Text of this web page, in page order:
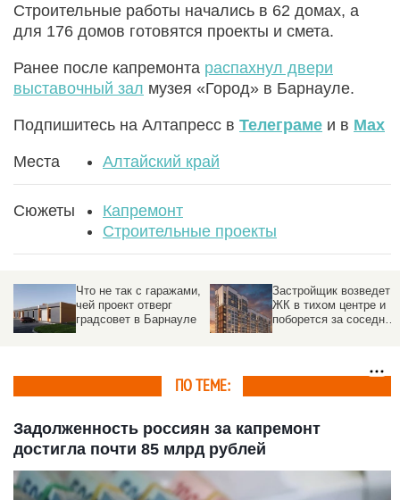
Строительные работы начались в 62 домах, а
для 176 домов готовятся проекты и смета.
Ранее после капремонта распахнул двери
выставочный зал музея «Город» в Барнауле.
Подпишитесь на Алтапресс в Телеграме и в Max
Места Алтайский край
Сюжеты
Капремонт
Строительные проекты
Застройщик возведет
ЖК в тихом центре и
поборется за соседний
Новый
маслоэкстракционный
цех построит
ПО ТЕМЕ:
Задолженность россиян за капремонт
достигла почти 85 млрд рублей